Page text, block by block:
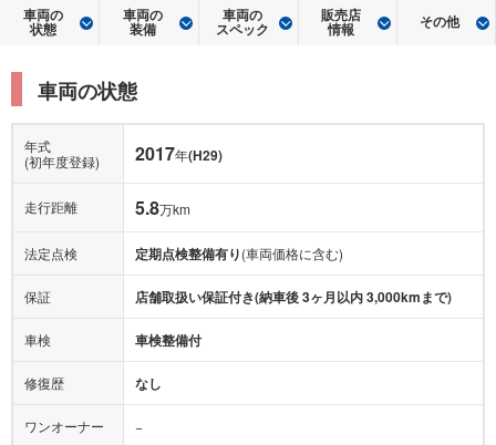
車両の
状態
車両の
装備
車両の
スペック
販売店
情報 その他
車両の状態
年式
(初年度登録)
2017年(H29)
走行距離 5.8万km
法定点検 定期点検整備有り(車両価格に含む)
保証 店舗取扱い保証付き(納車後 3ヶ月以内 3,000kmまで)
車検 車検整備付
修復歴 なし
ワンオーナー −